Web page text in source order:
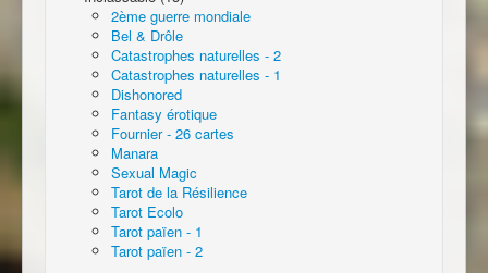
2ème guerre mondiale
Bel & Drôle
Catastrophes naturelles - 2
Catastrophes naturelles - 1
Dishonored
Fantasy érotique
Fournier - 26 cartes
Manara
Sexual Magic
Tarot de la Résilience
Tarot Ecolo
Tarot païen - 1
Tarot païen - 2